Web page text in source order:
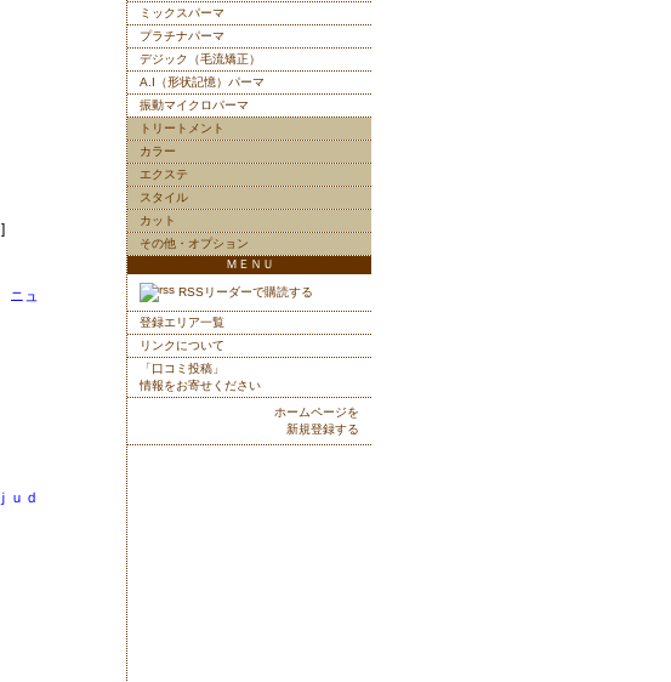
]
ミックスパーマ
プラチナパーマ
デジック（毛流矯正）
A.I（形状記憶）パーマ
振動マイクロパーマ
トリートメント
カラー
エクステ
スタイル
カット
その他・オプション
ＭＥＮＵ
RSSリーダーで購読する
登録エリア一覧
リンクについて
「口コミ投稿」
情報をお寄せください
ホームページを
新規登録する